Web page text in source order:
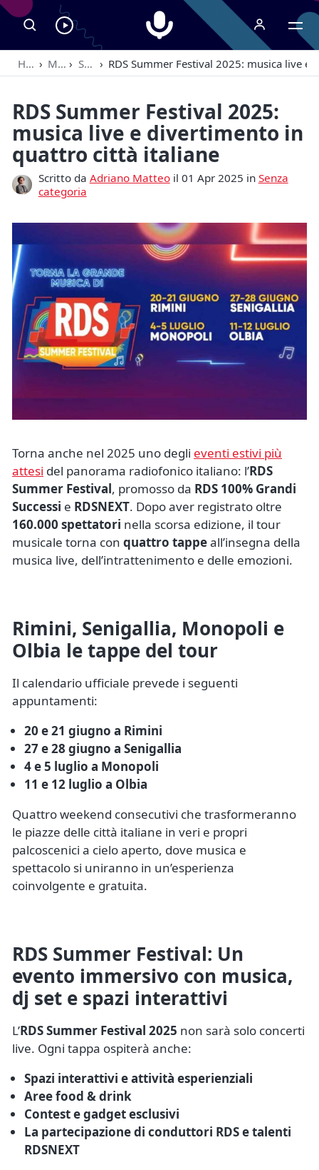
Ascolta
RadioSpeaker
in
Radiospeaker.it
Home › Magazine › Senza categoria › RDS Summer Festival 2025: musica live
RDS Summer Festival 2025:
musica live e divertimento in
quattro città italiane
Scritto da Adriano Matteoil 01 Apr 2025 in Senza
categoria
Torna anche nel 2025 uno degli eventi estivi più
attesi del panorama radiofonico italiano: l’RDS
Summer Festival, promosso da RDS 100% Grandi
Successi e RDSNEXT. Dopo aver registrato oltre
160.000 spettatori nella scorsa edizione, il tour
musicale torna con quattro tappeall’insegna della
musica live, dell’intrattenimento e delle emozioni.
Rimini, Senigallia, Monopoli e
Olbia le tappe del tour
Il calendario ufficiale prevede i seguenti
appuntamenti:
20 e 21 giugno a Rimini
27 e 28 giugno a Senigallia
4 e 5 luglio a Monopoli
11 e 12 luglio a Olbia
Quattro weekend consecutivi che trasformeranno
le piazze delle città italiane in veri e propri
palcoscenici a cielo aperto, dove musica e
spettacolo si uniranno in un’esperienza
coinvolgente e gratuita.
RDS Summer Festival: Un
evento immersivo con musica,
dj set e spazi interattivi
L’RDS Summer Festival 2025 non sarà solo concerti
live. Ogni tappa ospiterà anche:
Spazi interattivi e attività esperienziali
Aree food & drink
Contest e gadget esclusivi
La partecipazione di conduttori RDS e talenti
RDSNEXT